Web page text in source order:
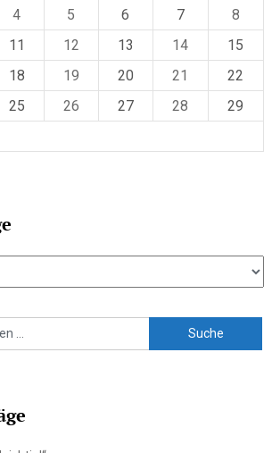
4 5 6 7
8
11 12 13 14
15
18 19 20 21
22
25 26 27 28
29